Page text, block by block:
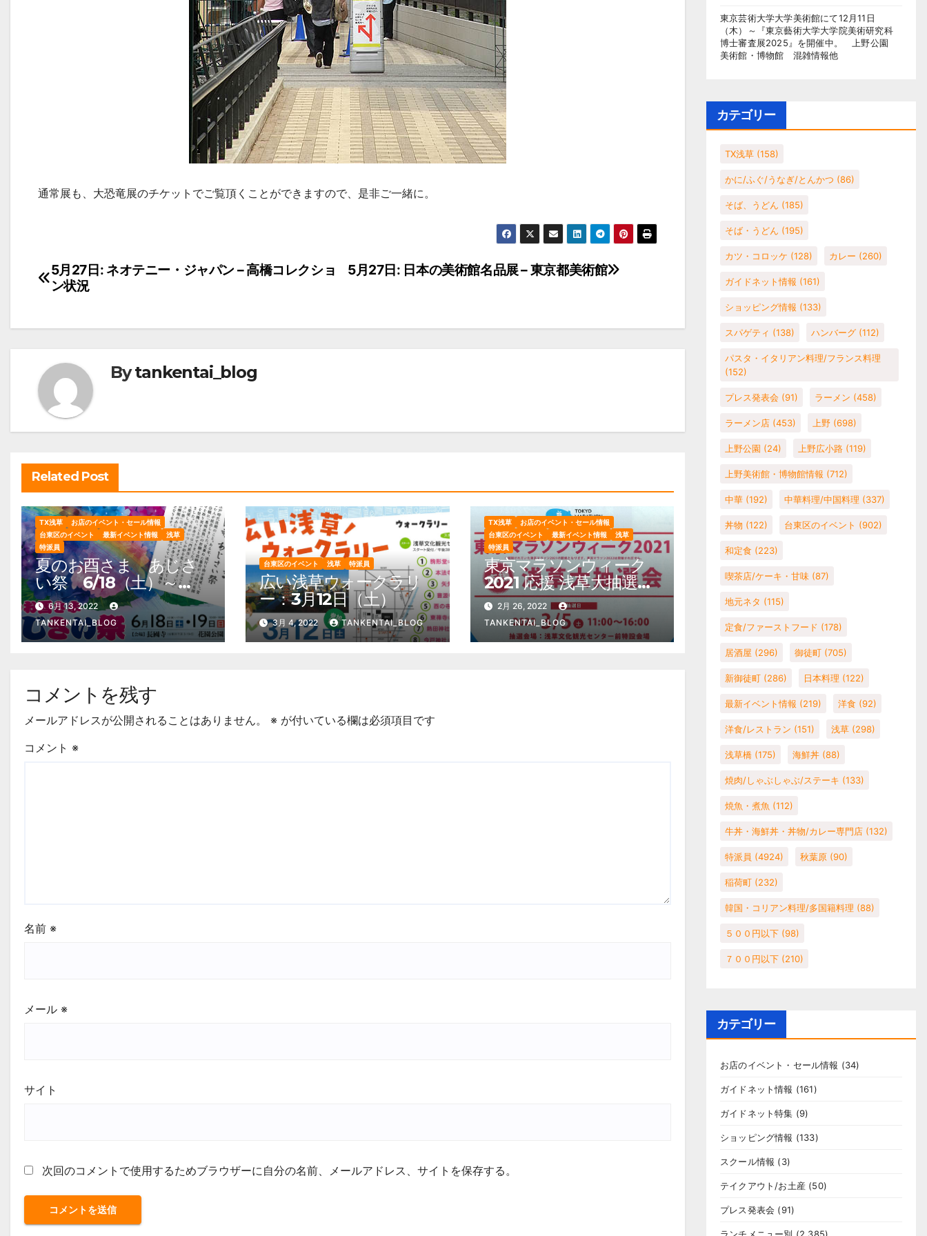
通常展も、大恐竜展のチケットでご覧頂くことができますので、是非ご一緒に。
投
稿
ナ
ゲ
ー
シ
ョ
ン
5月27日: 日本の美術館名品展 – 東京都美術館
5月27日: ネオテニー・ジャパン – 高橋コレクショ
ン状況
Bytankentai_blog
Related Post
TX浅草
お店のイベント・セール情報
台東区のイベント
最新イベント情報
浅草
特派員
夏のお酉さま あじさ
い祭 6/18（土）～
19（日）
6月 13, 2022
TANKENTAI_BLOG
台東区のイベント 浅草 特派員
広い浅草ウォークラリ
ー：3月12日（土）
3月 4, 2022 TANKENTAI_BLOG
TX浅草
お店のイベント・セール情報
台東区のイベント
最新イベント情報
浅草
特派員
東京マラソンウィーク
2021 応援 浅草大抽選
会：3月5日（土）
2月 26, 2022
TANKENTAI_BLOG
コメントを残す
メールアドレスが公開されることはありません。 ※ が付いている欄は必須項目です
コメント ※
名前 ※
メール ※
サイト
次回のコメントで使用するためブラウザーに自分の名前、メールアドレス、サイトを保存する。
東京芸術大学大学美術館にて12月11日
（木）～『東京藝術大学大学院美術研究科
博士審査展2025』を開催中。 上野公園
美術館・博物館 混雑情報他
カテゴリー
TX浅草 (158)
かに/ふぐ/うなぎ/とんかつ (86)
そば、うどん (185)
そば・うどん (195)
カツ・コロッケ (128) カレー (260)
ガイドネット情報 (161)
ショッピング情報 (133)
スパゲティ (138) ハンバーグ (112)
パスタ・イタリアン料理/フランス料理
(152)
プレス発表会 (91) ラーメン (458)
ラーメン店 (453) 上野 (698)
上野公園 (24) 上野広小路 (119)
上野美術館・博物館情報 (712)
中華 (192) 中華料理/中国料理 (337)
丼物 (122) 台東区のイベント (902)
和定食 (223)
喫茶店/ケーキ・甘味 (87)
地元ネタ (115)
定食/ファーストフード (178)
居酒屋 (296) 御徒町 (705)
新御徒町 (286) 日本料理 (122)
最新イベント情報 (219) 洋食 (92)
洋食/レストラン (151) 浅草 (298)
浅草橋 (175) 海鮮丼 (88)
焼肉/しゃぶしゃぶ/ステーキ (133)
焼魚・煮魚 (112)
牛丼・海鮮丼・丼物/カレー専門店 (132)
特派員 (4924) 秋葉原 (90)
稲荷町 (232)
韓国・コリアン料理/多国籍料理 (88)
５００円以下 (98)
７００円以下 (210)
カテゴリー
お店のイベント・セール情報 (34)
ガイドネット情報 (161)
ガイドネット特集 (9)
ショッピング情報 (133)
スクール情報 (3)
テイクアウト/お土産 (50)
プレス発表会 (91)